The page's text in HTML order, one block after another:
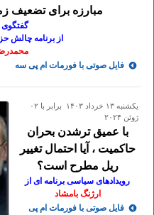
مبارزه برای تضعیف
گفتگوی
از برنامه چالش
فایل صوتی با فورمات ام پی سه
يكشنبه ۱۳ خرداد ۱۴۰۳ برابر با ۰۲
ژوئن ۲۰۲۴
با عمیق ترشدن بحران
حاکمیت ، آیا احتمال تغییر
ریل مطرح است؟
رویدادهای سیاسی برنامه ای از
ارژنگ بامشاد
فایل صوتی با فورمات ام پی